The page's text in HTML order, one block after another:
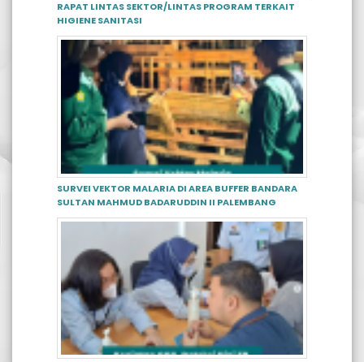
RAPAT LINTAS SEKTOR/LINTAS PROGRAM TERKAIT
HIGIENE SANITASI
SURVEI VEKTOR MALARIA DI AREA BUFFER BANDARA
SULTAN MAHMUD BADARUDDIN II PALEMBANG